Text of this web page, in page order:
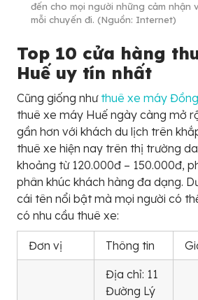
đến cho mọi người những cảm nhận
mỗi chuyến đi. (Nguồn: Internet)
Top 10 cửa hàng
Huế uy tín nhất
Cũng giống như thuê xe máy
thuê xe máy Huế ngày càng mở
gần hơn với khách du lịch trên
thuê xe hiện nay trên thị trường
khoảng từ 120.000đ – 150.000đ,
phân khúc khách hàng đa dạng.
cái tên nổi bật mà mọi người có
có nhu cầu thuê xe:
Đơn vị Thông tin
Địa chỉ: 11
Đường Lý